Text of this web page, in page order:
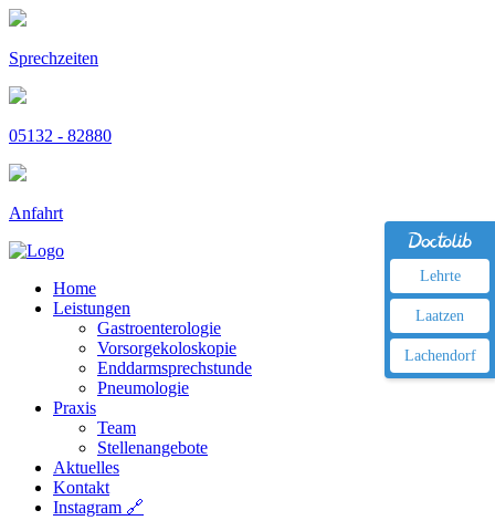
Lehrte
Laatzen
Lachendorf
Sprechzeiten
05132 - 82880
Anfahrt
Home
Leistungen
Gastroenterologie
Vorsorgekoloskopie
Enddarmsprechstunde
Pneumologie
Praxis
Team
Stellenangebote
Aktuelles
Kontakt
Instagram 🔗